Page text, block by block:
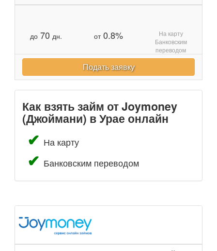
до 70 дн. от0.8%
На карту
Банковским
переводом
Подать заявку
Как взять займ от Joymoney
(Джоймани) в Урае онлайн
На карту
Банковским переводом